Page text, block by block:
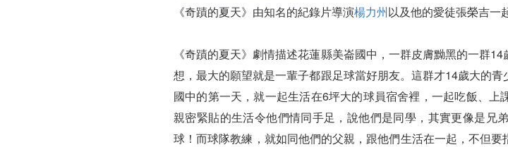
《奇蹟的夏天》由知名的紀錄片導演楊力州以及他的愛徒張榮吉一
《奇蹟的夏天》劇情描述花蓮縣美崙國中，一群皮膚黝黑的一群
想，最大的願望就是一輩子都跟足球當好朋友。這群才14歲大的
國中的第一天，就一起生活在6坪大的球員宿舍裡，一起吃飯、上
親密緊貼的生活令他們情同手足，說他們是同學，其實更像是兄
球！而球隊教練，就如同他們的父親，跟他們生活在一起，不但